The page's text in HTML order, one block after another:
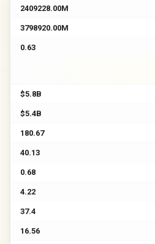
2409228.00M
3798920.00M
0.63
$5.8B
$5.4B
180.67
40.13
0.68
4.22
37.4
16.56